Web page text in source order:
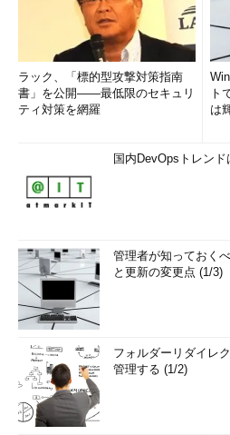
予' OR A=A
結果として、「'」を「\'」とエスケ
が残ってしまうという現象が起きる
シフトJISは2バイト文字だが、中に
\x94\x5C → 能
\x96\x5C → 暴
「\x97'」の組み合わせ以外にも多
る。「'」を「''」とエスケープして
きる可能性がある。
これを回避するためには、クライア
トJISを使うのをやめてEUC-JPなど
ラック、「標的型攻撃対策指南
書」を公開――最低限のセキュリ
ティ対策を網羅
ト
は
国内DevOpsトレン
管理者が知っておく
と更新の変更点 (1/3)
フォルダーリダイレ
管理する (1/2)